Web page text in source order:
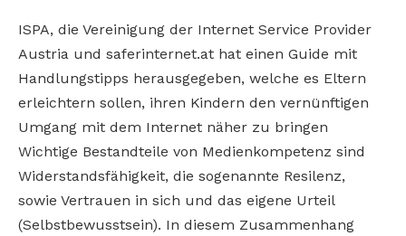
ISPA, die Vereinigung der Internet Service Provider
Austria und saferinternet.at hat einen Guide mit
Handlungstipps herausgegeben, welche es Eltern
erleichtern sollen, ihren Kindern den vernünftigen
Umgang mit dem Internet näher zu bringen
Wichtige Bestandteile von Medienkompetenz sind
Widerstandsfähigkeit, die sogenannte Resilenz,
sowie Vertrauen in sich und das eigene Urteil
(Selbstbewusstsein). In diesem Zusammenhang